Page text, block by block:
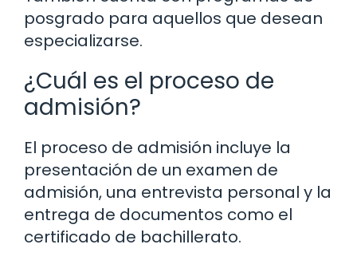
posgrado para aquellos que desean
especializarse.
¿Cuál es el proceso de
admisión?
El proceso de admisión incluye la
presentación de un examen de
admisión, una entrevista personal y la
entrega de documentos como el
certificado de bachillerato.